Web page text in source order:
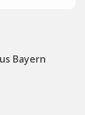
Bayern